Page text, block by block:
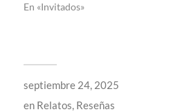
En «Invitados»
septiembre 24, 2025
en Relatos, Reseñas